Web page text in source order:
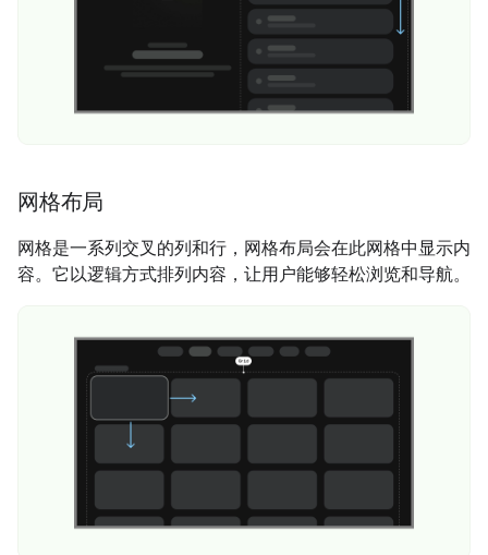
网格布局
网格是一系列交叉的列和行，网格布局会在此网格中显示内
容。它以逻辑方式排列内容，让用户能够轻松浏览和导航。